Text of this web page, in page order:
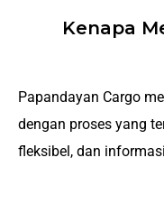
Kenapa
Papandayan Cargo
dengan proses yang
fleksibel, dan